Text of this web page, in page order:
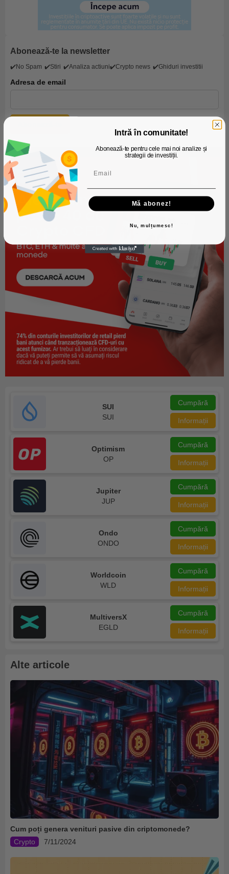
Abonează-te la newsletter
✔️No Spam ✔️Stiri ✔️Analiza actiuni✔️Crypto news ✔️Ghiduri investitii
Adresa de email
SUI
SUI
Cumpără
Informații
Optimism
OP
Cumpără
Informații
Jupiter
JUP
Cumpără
Informații
Ondo
ONDO
Cumpără
Informații
Worldcoin
WLD
Cumpără
Informații
MultiversX
EGLD
Cumpără
Informații
Alte articole
Cum poți genera venituri pasive din criptomonede?
Crypto
7/11/2024
Intră în comunitate!
Abonează-te pentru cele mai noi analize și
strategii de investiții.
Mă abonez!
Nu, mulțumesc!